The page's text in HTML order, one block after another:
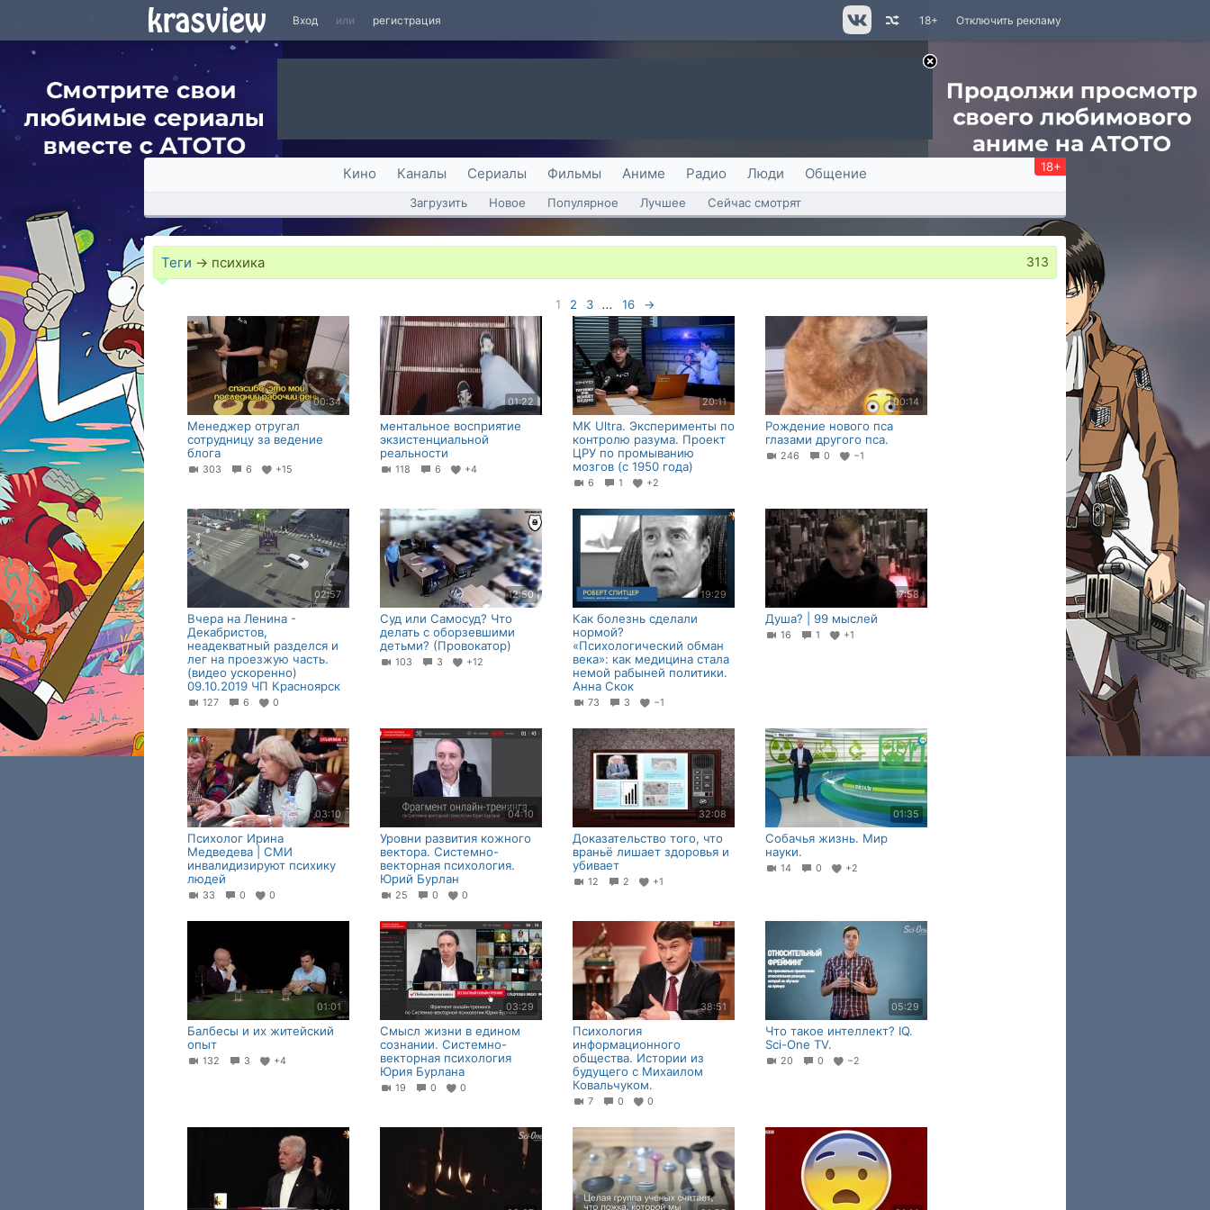
Вход или регистрация Отключить рекламу
18+
Кино Каналы Сериалы Фильмы Аниме Радио Люди Общение 18+
Загрузить Новое Популярное Лучшее Сейчас смотрят
Теги → психика 313
1 2 3 ... 16 →
00:34
Менеджер отругал
сотрудницу за ведение
блога
303 6 +15
01:22
ментальное восприятие
экзистенциальной
реальности
118 6 +4
20:11
MK Ultra. Эксперименты по
контролю разума. Проект
ЦРУ по промыванию
мозгов (с 1950 года)
6 1 +2
00:14
Рождение нового пса
глазами другого пса.
246 0 −1
02:57
Вчера на Ленина -
Декабристов,
неадекватный разделся и
лег на проезжую часть.
(видео ускоренно)
09.10.2019 ЧП Красноярск
127 6 0
12:50
Суд или Самосуд? Что
делать с оборзевшими
детьми? (Провокатор)
103 3 +12
19:29
Как болезнь сделали
нормой?
«Психологический oбман
века»: как медицина стала
немой paбыней политики.
Анна Скок
73 3 −1
17:58
Душа? | 99 мыслей
16 1 +1
03:10
Психолог Ирина
Медведева | СМИ
инвалидизируют психику
людей
33 0 0
04:10
Уровни развития кожного
вектора. Системно-
векторная психология.
Юрий Бурлан
25 0 0
32:08
Доказательство того, что
враньё лишает здоровья и
убивает
12 2 +1
01:35
Собачья жизнь. Мир
науки.
14 0 +2
01:01
Балбесы и их житейский
опыт
132 3 +4
03:29
Смысл жизни в едином
сознании. Системно-
векторная психология
Юрия Бурлана
19 0 0
38:51
Психология
информационного
общества. Истории из
будущего с Михаилом
Ковальчуком.
7 0 0
05:29
Что такое интеллект? IQ.
Sci-One TV.
20 0 −2